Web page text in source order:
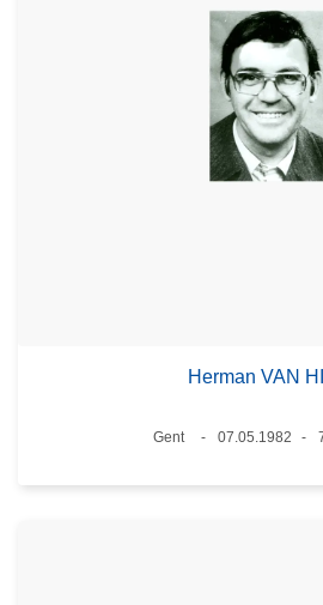
Herman VAN
Standort
Gent
07.05.1982